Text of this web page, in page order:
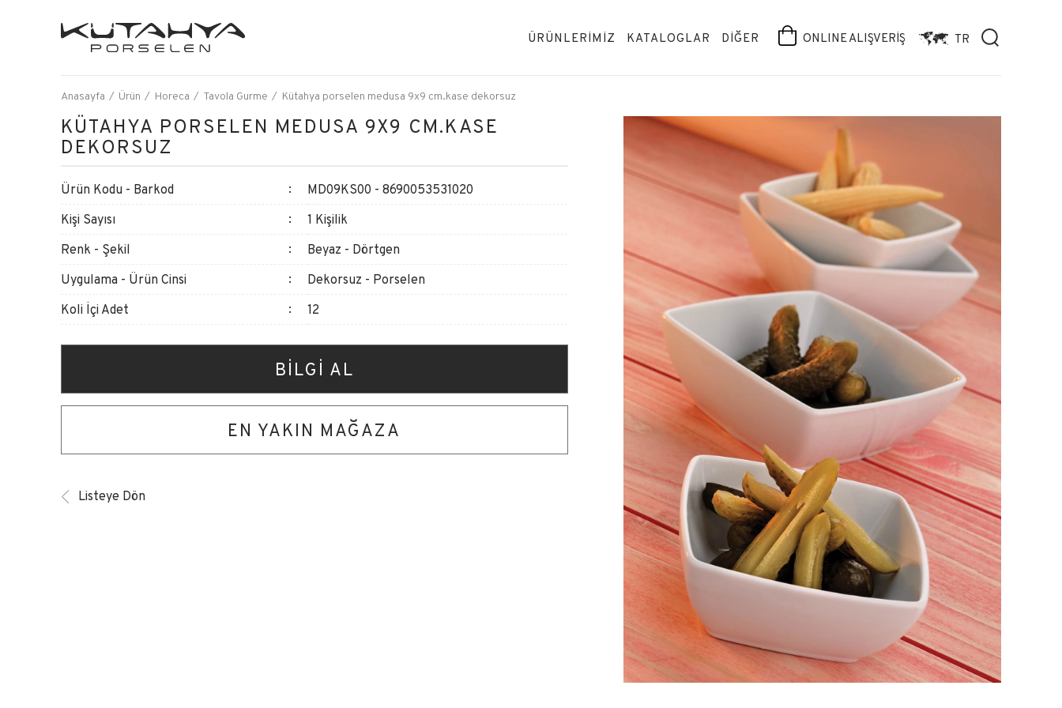
ÜRÜNLERİMİZ KATALOGLAR DİĞER ONLINE ALIŞVERİŞ TR
Anasayfa Ürün Horeca Tavola Gurme Kütahya porselen medusa 9x9 cm.kase dekorsuz
KÜTAHYA PORSELEN MEDUSA 9X9 CM.KASE
DEKORSUZ
Ürün Kodu - Barkod
MD09KS00 - 8690053531020
Kişi Sayısı
1 Kişilik
Renk - Şekil
Beyaz - Dörtgen
Uygulama - Ürün Cinsi
Dekorsuz - Porselen
Koli İçi Adet
12
BİLGİ AL
EN YAKIN MAĞAZA
Listeye Dön